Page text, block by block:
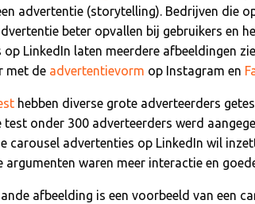
advertentie (storytelling). Bedrijven die
beter opvallen bij gebruikers en
op LinkedIn laten meerdere afbeeldingen
met de advertentievorm op Instagram en
hebben diverse grote adverteerders
test onder 300 adverteerders werd
carousel advertenties op LinkedIn wil
argumenten waren meer interactie en
afbeelding is een voorbeeld van een